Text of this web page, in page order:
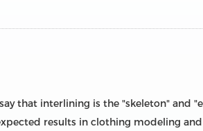
that interlining is the "skeleton" and
results in clothing modeling